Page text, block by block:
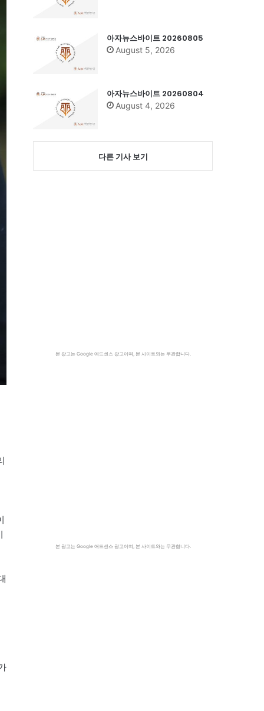
아자뉴스바이트 20260805
August 5, 2026
아자뉴스바이트 20260804
August 4, 2026
다른 기사 보기
본 광고는 Google 애드센스 광고이며, 본 사이트와는 무관합니다.
본 광고는 Google 애드센스 광고이며, 본 사이트와는 무관합니다.